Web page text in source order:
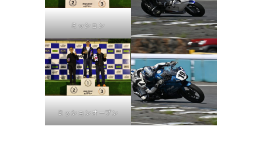
ミッション
ミッションオープン